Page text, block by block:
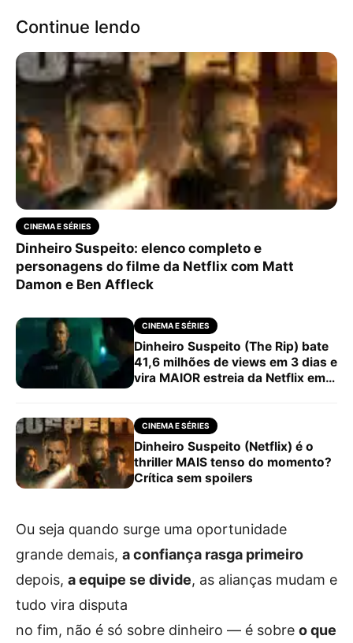
Continue lendo
CINEMA E SÉRIES
Dinheiro Suspeito: elenco completo e
personagens do filme da Netflix com Matt
Damon e Ben Affleck
CINEMA E SÉRIES
Dinheiro Suspeito (The Rip) bate
41,6 milhões de views em 3 dias e
vira MAIOR estreia da Netflix em
CINEMA E SÉRIES
Dinheiro Suspeito (Netflix) é o
thriller MAIS tenso do momento?
Crítica sem spoilers
Ou seja quando surge uma oportunidade
grande demais, a confiança rasga primeiro
depois, a equipe se divide, as alianças mudam e
tudo vira disputa
no fim, não é só sobre dinheiro — é sobre o que